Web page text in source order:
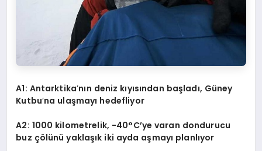
A1: Antarktika’nın deniz kıyısından başladı, Güney
Kutbu’na ulaşmayı hedefliyor
A2: 1000 kilometrelik, -40°C’ye varan dondurucu
buz çölünü yaklaşık iki ayda aşmayı planlıyor